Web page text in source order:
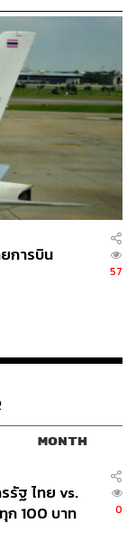
การบิน
57
MONTH
รัฐ ไทย vs.
ก 100 บาท
0